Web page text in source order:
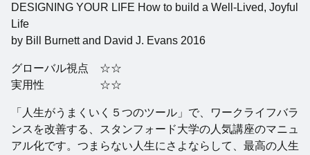
DESIGNING YOUR LIFE How to build a Well-Lived, Joyful
Life
by Bill Burnett and David J. Evans 2016
グローバル視点 ☆☆
実用性 ☆☆
「人生がうまくいく５つのツール」で、ワークライフバラ
ンスを改善する、スタンフォード大学の人気講座のマニュ
アル化です。つまらない人生にさよならして、最高の人生